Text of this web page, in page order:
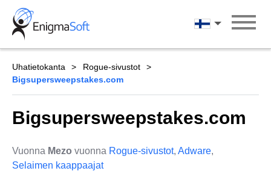
Skip
content
Suomi
Uhatietokanta
Rogue-sivustot
Bigsupersweepstakes.com
Bigsupersweepstakes.com
Vuonna Mezo vuonna Rogue-sivustot, Adware,
Selaimen kaappaajat